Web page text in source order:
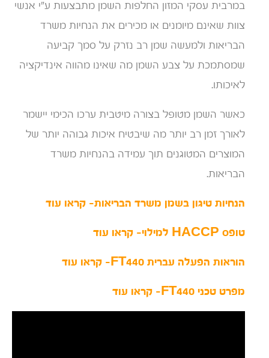
במרבית עסקי המזון החלפות השמן מתבצעות ע"י אנשי
צוות שאינם מיומנים או מכירים את הנחיות משרד
הבריאות ולמעשה שמן רב נזרק על סמך קביעה
שמסתמכת על צבע השמן מה שאינו מהווה אינדיקציה
לאיכותו.
כאשר השמן מטופל בצורה מיטבית ערכו הכימי יישמר
לאורך זמן רב יותר מה שיבטיח איכות גבוהה יותר של
המוצרים המטוגנים תוך עמידה בהנחיות משרד
הבריאות.
הנחיות טיגון בשמן משרד הבריאות- קראו עוד
טופס HACCP למילוי- קראו עוד
הוראות הפעלה עברית FT440- קראו עוד
מפרט טכני FT440- קראו עוד